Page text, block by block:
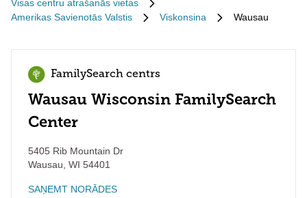
Visas centru atrašanās vietas
Amerikas Savienotās Valstis
Viskonsina Wausau
FamilySearch centrs
Wausau Wisconsin FamilySearch
Center
5405 Rib Mountain Dr
Wausau WI 54401
SAŅEMT NORĀDES